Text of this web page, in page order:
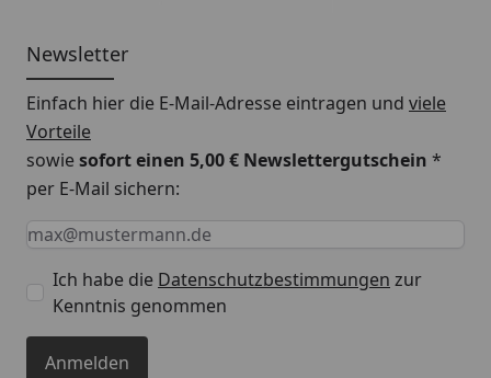
Newsletter
Einfach hier die E-Mail-Adresse eintragen und viele
Vorteile
sowiesofort einen 5,00 € Newslettergutschein *
per E-Mail sichern:
Keine Eingabe erforderlich
Eingabe erforderlich
E-Mail *
Ich habe die Datenschutzbestimmungen zur
Kenntnis genommen
Anmelden